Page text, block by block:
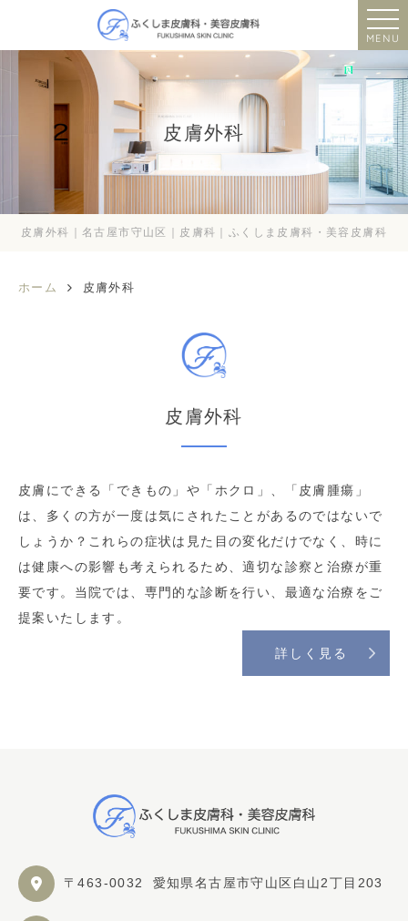
MENU
皮膚外科
皮膚外科｜名古屋市守山区｜皮膚科｜ふくしま皮膚科・美容皮膚科
ホーム 皮膚外科
皮膚外科
皮膚にできる「できもの」や「ホクロ」、「皮膚腫瘍」
は、多くの方が一度は気にされたことがあるのではないで
しょうか？これらの症状は見た目の変化だけでなく、時に
は健康への影響も考えられるため、適切な診察と治療が重
要です。当院では、専門的な診断を行い、最適な治療をご
提案いたします。
詳しく見る
〒463-0032 愛知県名古屋市守山区白山2丁目203